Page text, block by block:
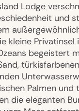
Lodge
und
kleine Privatinsel
begeistert
Palmen und
die eleganten